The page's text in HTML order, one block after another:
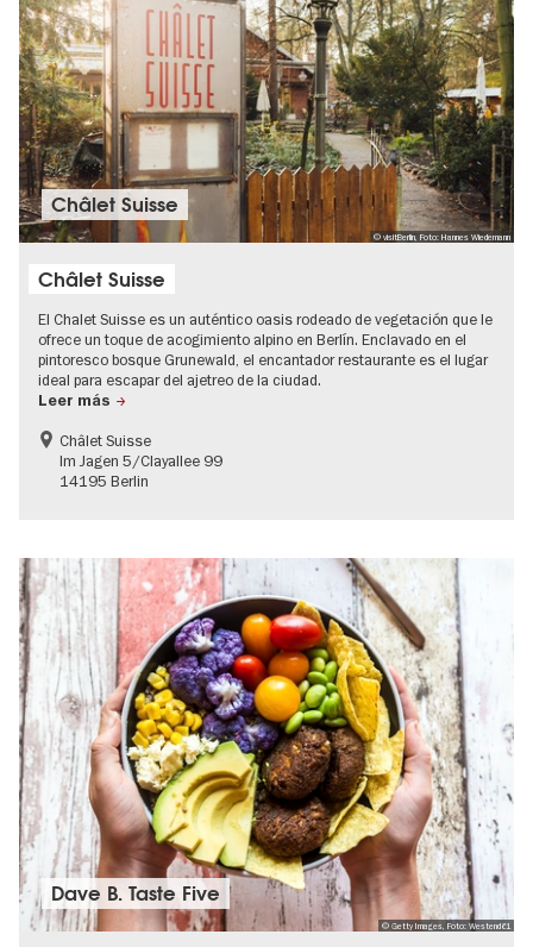
© visitBerlin, Foto: Hannes Wiedemann
Châlet Suisse
Châlet Suisse
El Chalet Suisse es un auténtico oasis rodeado de vegetación que le
ofrece un toque de acogimiento alpino en Berlín. Enclavado en el
pintoresco bosque Grunewald, el encantador restaurante es el lugar
ideal para escapar del ajetreo de la ciudad.
Leer más
Châlet Suisse
Im Jagen 5/Clayallee 99
14195 Berlin
© Getty Images, Foto: Westend61
Dave B. Taste Five